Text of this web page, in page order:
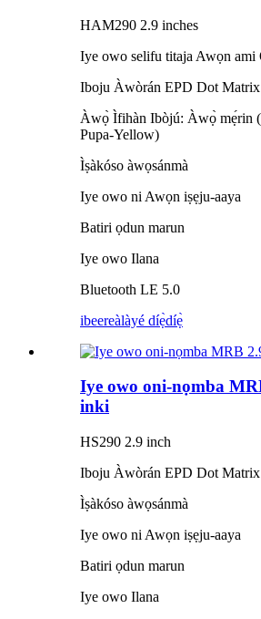
HAM290 2.9 inches
Iye owo selifu titaja Awọn
Iboju Àwòrán EPD Dot Matrix
Àwọ̀ Ìfihàn Ibòjú: Àwọ̀ mẹ́rin
Pupa-Yellow)
Ìṣàkóso àwọsánmà
Iye owo ni Awọn iṣẹju-aaya
Batiri ọdun marun
Iye owo Ilana
Bluetooth LE 5.0
ibeereàlàyé díẹ̀díẹ̀
Iye owo oni-nọmba
inki
HS290 2.9 inch
Iboju Àwòrán EPD Dot Matrix
Ìṣàkóso àwọsánmà
Iye owo ni Awọn iṣẹju-aaya
Batiri ọdun marun
Iye owo Ilana